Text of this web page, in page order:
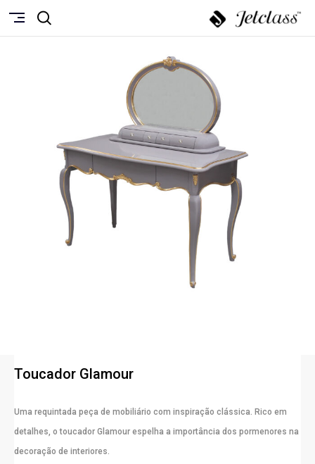
Toucador Glamour
Uma requintada peça de mobiliário com inspiração clássica. Rico em
detalhes, o toucador Glamour espelha a importância dos pormenores na
decoração de interiores.